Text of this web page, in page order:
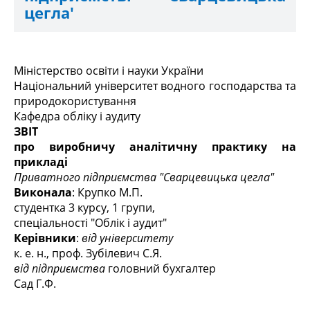
цегла'
Міністерство освіти і науки України
Національний університет водного господарства та
природокористування
Кафедра обліку і аудиту
ЗВІТ
про виробничу аналітичну практику на
прикладі
Приватного підприємства "Сварцевицька цегла"
Виконала: Крупко М.П.
студентка 3 курсу, 1 групи,
спеціальності "Облік і аудит"
Керівники: від університету
к. е. н., проф. Зубілевич С.Я.
від підприємства головний бухгалтер
Сад Г.Ф.